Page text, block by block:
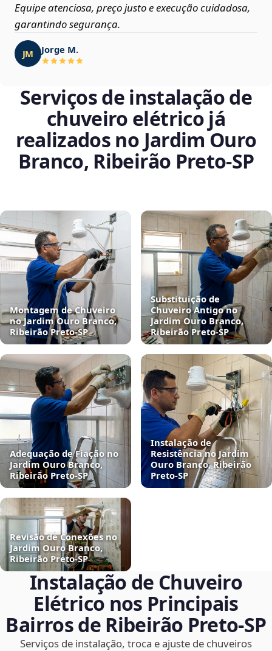
Equipe atenciosa, preço justo e execução cuidadosa,
garantindo segurança.
JM Jorge M.
Serviços de instalação de
chuveiro elétrico já
realizados no Jardim Ouro
Branco, Ribeirão Preto‑SP
Montagem de Chuveiro
no Jardim Ouro Branco,
Ribeirão Preto‑SP
Substituição de
Chuveiro Antigo no
Jardim Ouro Branco,
Ribeirão Preto‑SP
Adequação de Fiação no
Jardim Ouro Branco,
Ribeirão Preto‑SP
Instalação de
Resistência no Jardim
Ouro Branco, Ribeirão
Preto‑SP
Revisão de Conexões no
Jardim Ouro Branco,
Ribeirão Preto‑SP
Instalação de Chuveiro
Elétrico nos Principais
Bairros de Ribeirão Preto‑SP
Serviços de instalação, troca e ajuste de chuveiros